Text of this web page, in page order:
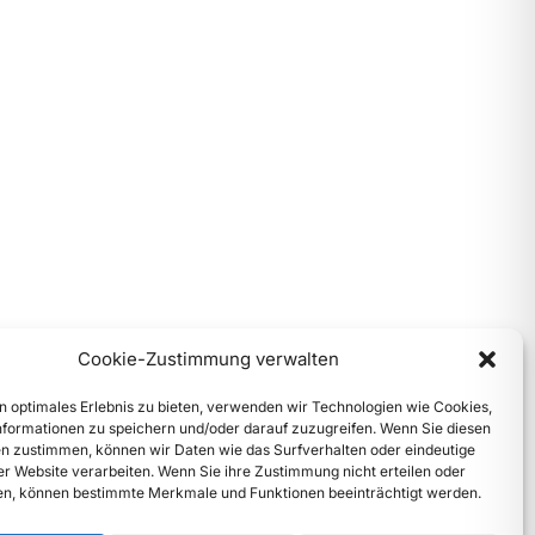
Cookie-Zustimmung verwalten
optimales Erlebnis zu bieten, verwenden wir Technologien wie Cookies,
zu speichern und/oder darauf zuzugreifen. Wenn Sie diesen
zustimmen, können wir Daten wie das Surfverhalten oder eindeutige
Website verarbeiten. Wenn Sie ihre Zustimmung nicht erteilen oder
können bestimmte Merkmale und Funktionen beeinträchtigt werden.